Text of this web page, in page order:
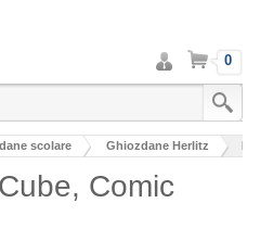
Intra
in
cont
Cos 0
scolare Ghiozdane Herlitz
Comic